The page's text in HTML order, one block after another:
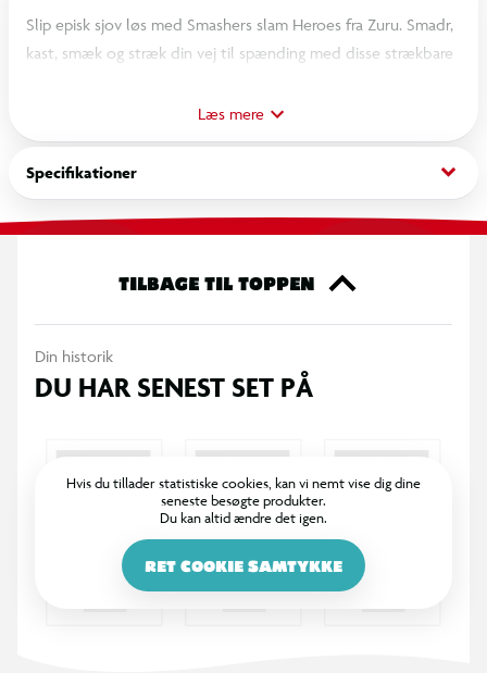
Slip episk sjov løs med Smashers slam Heroes fra Zuru. Smadr,
kast, smæk og stræk din vej til spænding med disse strækbare
leg og er en spændende tilføjelse til enhver eventyrleg.
OBS! Varen er assorteret, og bestemt variant kan ikke
garanteres
Læs mere
Specifikationer keyboard_arrow_down
TILBAGE TIL TOPPEN
Din historik
DU HAR SENEST SET PÅ
Hvis du tillader statistiske cookies, kan vi nemt vise dig dine
seneste besøgte produkter.
Du kan altid ændre det igen.
RET COOKIE SAMTYKKE